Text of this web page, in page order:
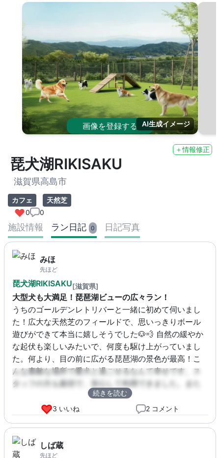
画像を登録する AI生成イメージ
＋情報修正
琵犬湖RIKISAKU
滋賀県高島市
カフェ
天然芝
0
0
施設情報 ラン日記 0 日記写真
みほ
先ほど
琵犬湖RIKISAKU[滋賀県]
大型犬も大満足！琵琶湖ビューの広々ラン！
うちのゴールデンレトリバーと一緒に初めて伺いまし
た！広大な天然芝のフィールドで、思いっきりボール
遊びができて本当に嬉しそうでした🐶💨 自然の緩やか
な起伏も楽しいみたいで、何度も駆け上がっていまし
た。何より、目の前に広がる琵琶湖の景色が最高！こ
んな素敵な場所で愛犬と過ごせるなんて幸せです。ス
タッフの方も親切で、安心して利用できました。また
続きを読む
3 いいね
2 コメント
しば蔵
先ほど